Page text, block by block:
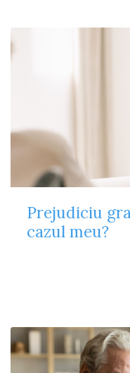
Prejudiciu
cazul meu?